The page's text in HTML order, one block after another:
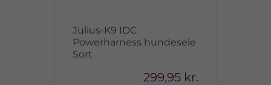
Julius-K9 IDC
Powerharness hundesele
Sort
299,95 kr.